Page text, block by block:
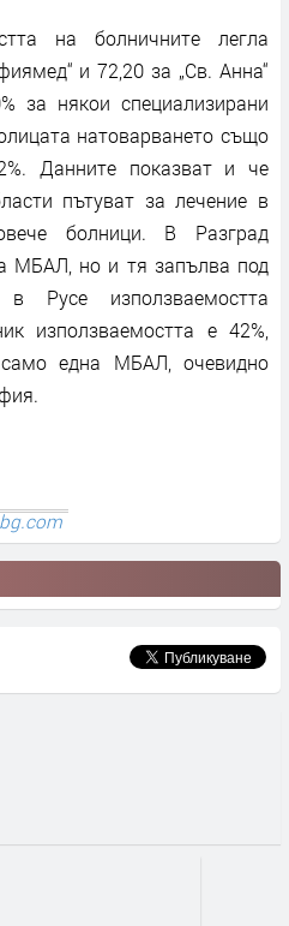
на болничните легла
и 72,20 за „Св. Анна“
за някои специализирани
натоварването също
Данните показват и че
пътуват за лечение в
болници. В Разград
МБАЛ, но и тя запълва под
Русе използваемостта
използваемостта е 42%,
една МБАЛ, очевидно